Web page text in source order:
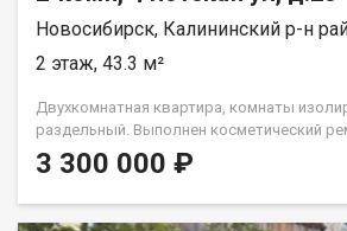
Новосибирск, Калининский р-н
2 этаж, 43.3 м²
Двухкомнатная квартира, комнаты
раздельный. Выполнен косметический
заезжать и жить! Окна пластиковые,
инфраструктура рядом! Комфортный 2
дворе. Квартира свободна от
3 300 000 ₽